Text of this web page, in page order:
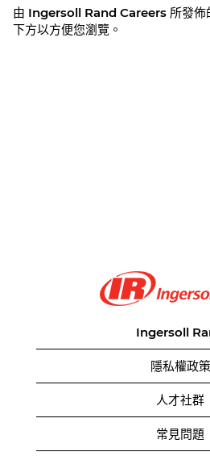
由 Ingersoll Rand Careers 所發佈
下方以方便您瀏覽。
Ingersoll
隱私權政策
人才社群
常見問題